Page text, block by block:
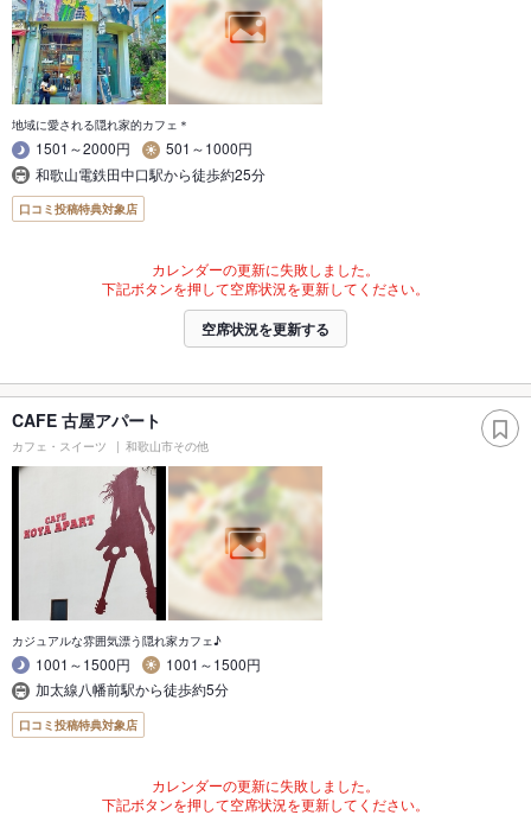
地域に愛される隠れ家的カフェ＊
1501～2000円
501～1000円
和歌山電鉄田中口駅から徒歩約25分
口コミ投稿特典対象店
カレンダーの更新に失敗しました。
下記ボタンを押して空席状況を更新してください。
空席状況を更新する
CAFE 古屋アパート
カフェ・スイーツ 和歌山市その他
カジュアルな雰囲気漂う隠れ家カフェ♪
1001～1500円
1001～1500円
加太線八幡前駅から徒歩約5分
口コミ投稿特典対象店
カレンダーの更新に失敗しました。
下記ボタンを押して空席状況を更新してください。